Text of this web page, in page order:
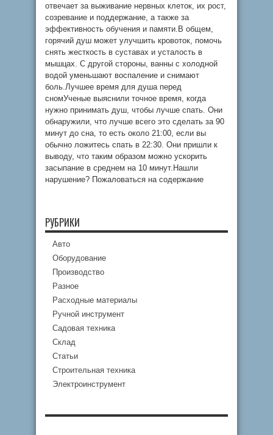
отвечает за выживание нервных клеток, их рост,
созревание и поддержание, а также за
эффективность обучения и памяти.В общем,
горячий душ может улучшить кровоток, помочь
снять жесткость в суставах и усталость в
мышцах. С другой стороны, ванны с холодной
водой уменьшают воспаление и снимают
боль.Лучшее время для душа перед
сномУченые выяснили точное время, когда
нужно принимать душ, чтобы лучше спать. Они
обнаружили, что лучше всего это сделать за 90
минут до сна, то есть около 21:00, если вы
обычно ложитесь спать в 22:30. Они пришли к
выводу, что таким образом можно ускорить
засыпание в среднем на 10 минут.Нашли
нарушение? Пожаловаться на содержание
РУБРИКИ
Авто
Оборудование
Производство
Разное
Расходные материалы
Ручной инструмент
Садовая техника
Склад
Статьи
Строительная техника
Электроинструмент